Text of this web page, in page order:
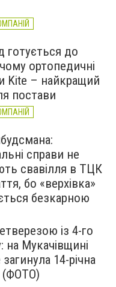
готується до
ортопедичні
Kite – найкращий
постави
справи не
свавілля в ТЦК
бо «верхівка»
безкарною
із 4-го
на Мукачівщині
14-річна
(ФОТО)